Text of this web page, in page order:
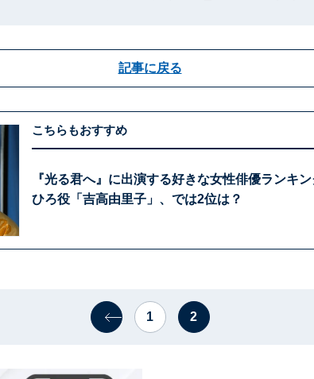
記事に戻る
こちらもおすすめ
『光る君へ』に出演する好きな女性俳優ランキ
ひろ役「吉高由里子」、では2位は？
1 2